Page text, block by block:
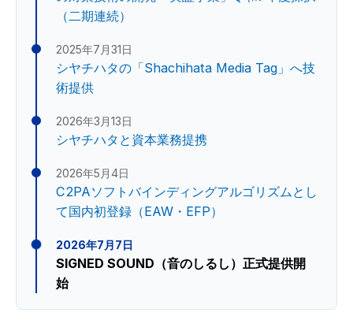
（二期連続）
2025年7月31日
シヤチハタの「Shachihata Media Tag」へ技
術提供
2026年3月13日
シヤチハタと資本業務提携
2026年5月4日
C2PAソフトバインディングアルゴリズムとし
て国内初登録（EAW・EFP）
2026年7月7日
SIGNED SOUND（音のしるし）正式提供開
始